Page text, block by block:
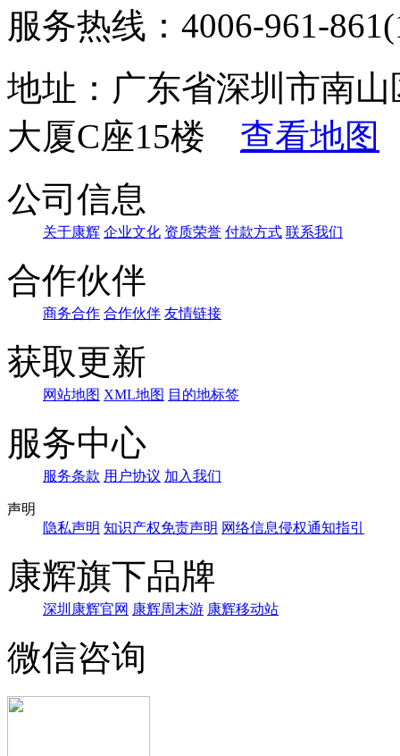
服务热线：4006-961-
地址：广东省深圳市南
大厦C座15楼 查看地图
公司信息
关于康辉 企业文化 资质荣誉 付款方式 联系我们
合作伙伴
商务合作 合作伙伴 友情链接
获取更新
网站地图 XML地图 目的地标签
服务中心
服务条款 用户协议 加入我们
声明
隐私声明 知识产权免责声明 网络信息侵权通知指引
康辉旗下品牌
深圳康辉官网 康辉周末游 康辉移动站
微信咨询